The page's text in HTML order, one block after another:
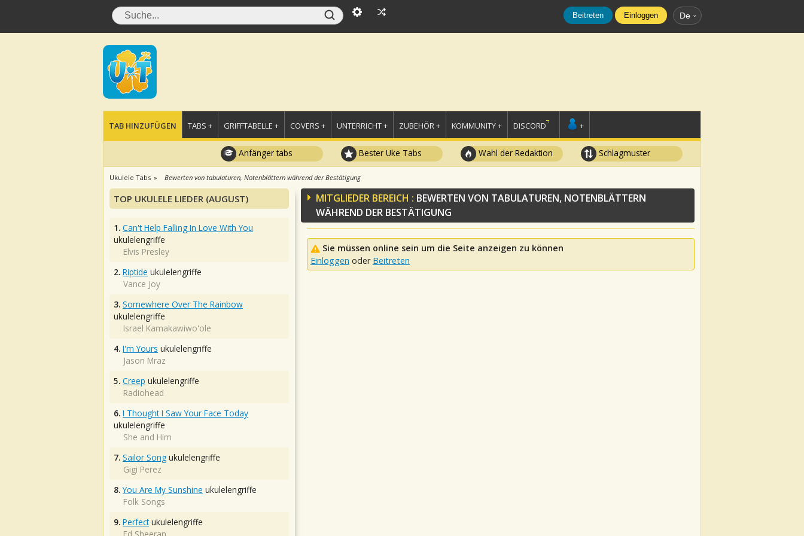
Beitreten Einloggen De
TAB HINZUFÜGEN TABS + GRIFFTABELLE + COVERS + UNTERRICHT + ZUBEHÖR + KOMMUNITY + DISCORD +
Anfänger tabs Bester Uke Tabs Wahl der Redaktion Schlagmuster
Ukulele Tabs Bewerten von tabulaturen, Notenblättern während der Bestätigung
MITGLIEDER BEREICH : BEWERTEN VON TABULATUREN, NOTENBLÄTTERN
WÄHREND DER BESTÄTIGUNG
Sie müssen online sein um die Seite anzeigen zu können
Einloggen oder Beitreten
TOP UKULELE LIEDER (AUGUST)
1. Can't Help Falling In Love With You
ukulelengriffe
Elvis Presley
2. Riptide ukulelengriffe
Vance Joy
3. Somewhere Over The Rainbow
ukulelengriffe
Israel Kamakawiwo'ole
4. I'm Yours ukulelengriffe
Jason Mraz
5. Creep ukulelengriffe
Radiohead
6. I Thought I Saw Your Face Today
ukulelengriffe
She and Him
7. Sailor Song ukulelengriffe
Gigi Perez
8. You Are My Sunshine ukulelengriffe
Folk Songs
9. Perfectukulelengriffe